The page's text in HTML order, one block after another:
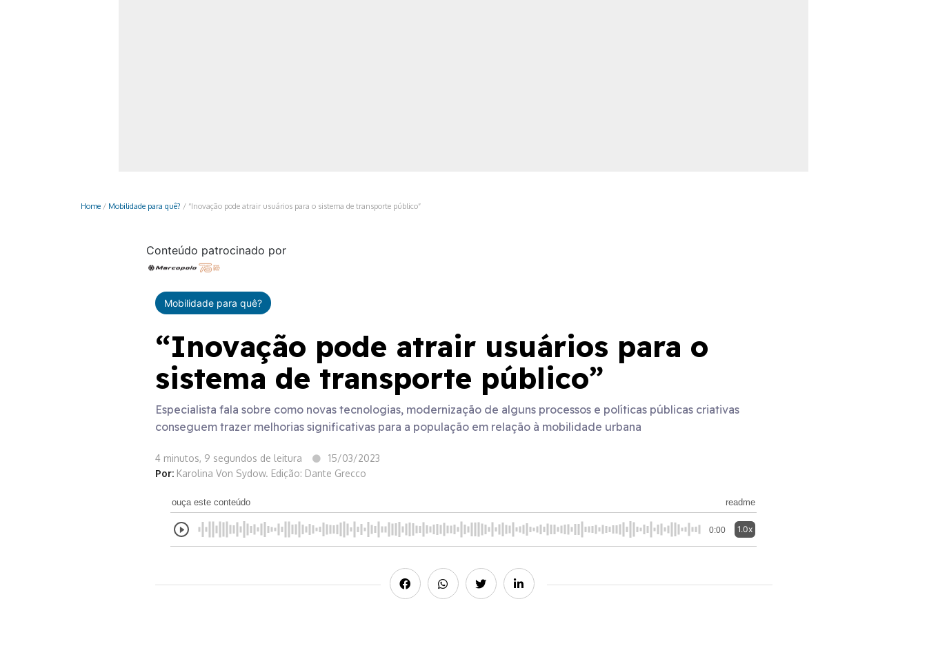
Home / Mobilidade para quê? / “Inovação pode atrair usuários para o sistema de transporte público”
Conteúdo patrocinado por
Mobilidade para quê?
“Inovação pode atrair usuários para o
sistema de transporte público”
Especialista fala sobre como novas tecnologias, modernização de alguns processos e políticas públicas criativas
conseguem trazer melhorias significativas para a população em relação à mobilidade urbana
4 minutos, 9 segundos de leitura
15/03/2023
Por: Karolina Von Sydow. Edição: Dante Grecco
ouça este conteúdo readme
0:00 1.0x